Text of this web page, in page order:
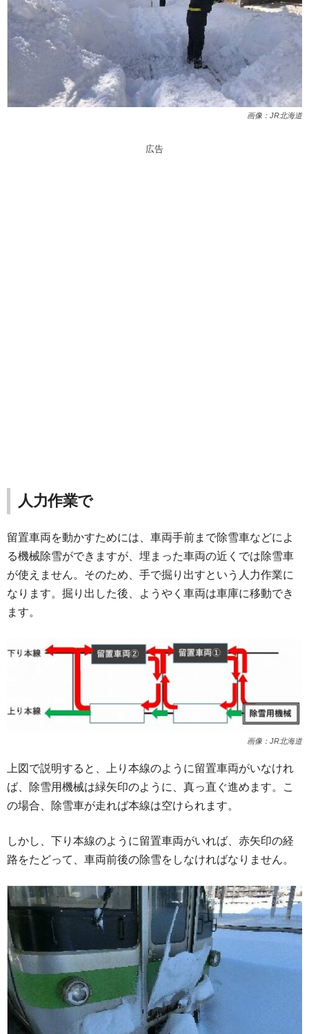
画像：JR北海道
広告
人力作業で
留置車両を動かすためには、車両手前まで除雪車などによ
る機械除雪ができますが、埋まった車両の近くでは除雪車
が使えません。そのため、手で掘り出すという人力作業に
なります。掘り出した後、ようやく車両は車庫に移動でき
ます。
画像：JR北海道
上図で説明すると、上り本線のように留置車両がいなけれ
ば、除雪用機械は緑矢印のように、真っ直ぐ進めます。こ
の場合、除雪車が走れば本線は空けられます。
しかし、下り本線のように留置車両がいれば、赤矢印の経
路をたどって、車両前後の除雪をしなければなりません。